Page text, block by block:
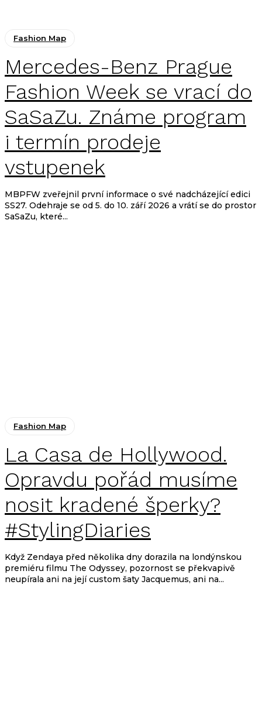
Fashion Map
Mercedes-Benz Prague
Fashion Week se vrací do
SaSaZu. Známe program
i termín prodeje
vstupenek
MBPFW zveřejnil první informace o své nadcházející edici
SS27. Odehraje se od 5. do 10. září 2026 a vrátí se do prostor
SaSaZu, které...
Fashion Map
La Casa de Hollywood.
Opravdu pořád musíme
nosit kradené šperky?
#StylingDiaries
Když Zendaya před několika dny dorazila na londýnskou
premiéru filmu The Odyssey, pozornost se překvapivě
neupírala ani na její custom šaty Jacquemus, ani na...